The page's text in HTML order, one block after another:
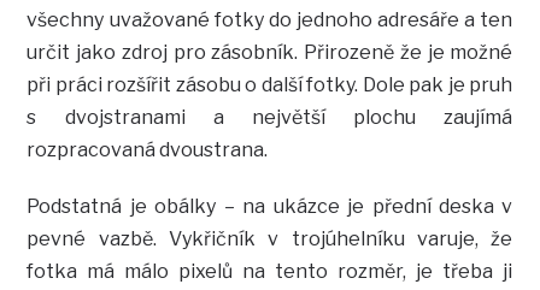
všechny uvažované fotky do jednoho adresáře a ten
určit jako zdroj pro zásobník. Přirozeně že je možné
při práci rozšířit zásobu o další fotky. Dole pak je pruh
s dvojstranami a největší plochu zaujímá
rozpracovaná dvoustrana.
Podstatná je obálky – na ukázce je přední deska v
pevné vazbě. Vykřičník v trojúhelníku varuje, že
fotka má málo pixelů na tento rozměr, je třeba ji